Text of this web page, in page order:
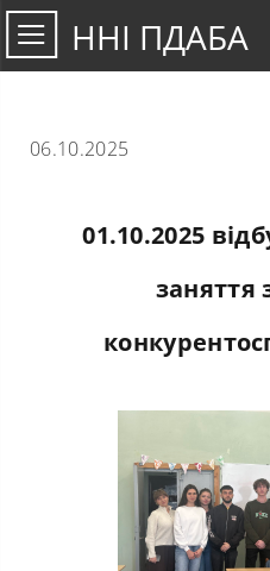
ННІ ПДАБА
06.10.2025
01.10.2025
заняття